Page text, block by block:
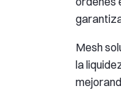
Mesh
la